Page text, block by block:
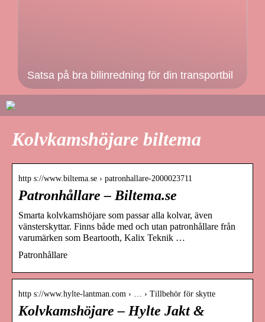
Satsa på bra bilinredning för din transportbil
Kolvkamshöjare biltema
http s://www.biltema.se › patronhallare-2000023711
Patronhållare – Biltema.se
Smarta kolvkamshöjare som passar alla kolvar, även
vänsterskyttar. Finns både med och utan patronhållare från
varumärken som Beartooth, Kalix Teknik …
Patronhållare
http s://www.hylte-lantman.com › … › Tillbehör för skytte
Kolvkamshöjare – Hylte Jakt &